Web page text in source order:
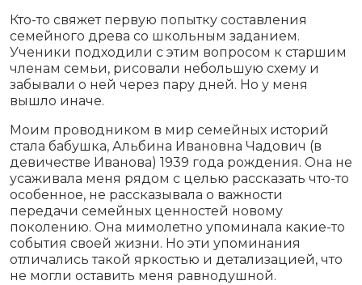
Кто-то свяжет первую попытку составления
семейного древа со школьным заданием.
Ученики подходили с этим вопросом к старшим
членам семьи, рисовали небольшую схему и
забывали о ней через пару дней. Но у меня
вышло иначе.
Моим проводником в мир семейных историй
стала бабушка, Альбина Ивановна Чадович (в
девичестве Иванова) 1939 года рождения. Она не
усаживала меня рядом с целью рассказать что-то
особенное, не рассказывала о важности
передачи семейных ценностей новому
поколению. Она мимолетно упоминала какие-то
события своей жизни. Но эти упоминания
отличались такой яркостью и детализацией, что
не могли оставить меня равнодушной.